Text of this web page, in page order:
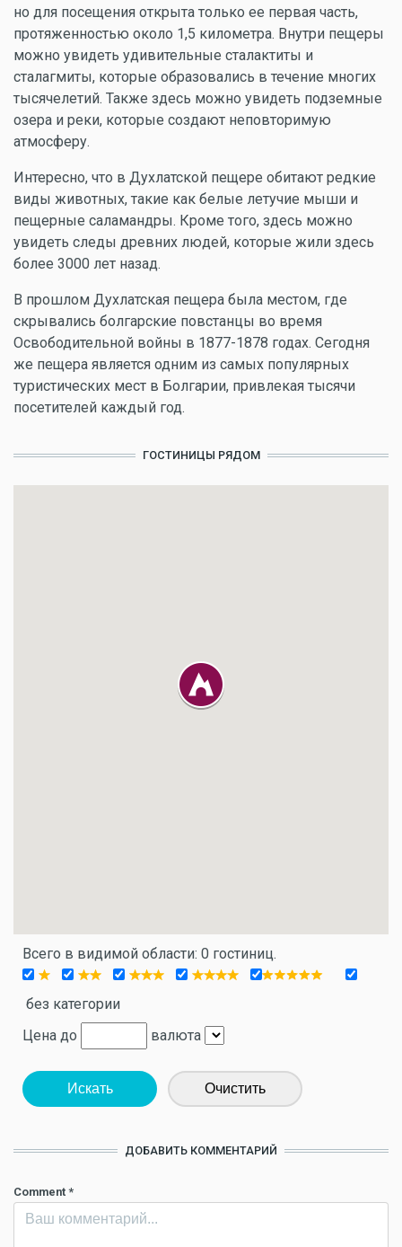
но для посещения открыта только ее первая часть,
протяженностью около 1,5 километра. Внутри пещеры
можно увидеть удивительные сталактиты и
сталагмиты, которые образовались в течение многих
тысячелетий. Также здесь можно увидеть подземные
озера и реки, которые создают неповторимую
атмосферу.
Интересно, что в Духлатской пещере обитают редкие
виды животных, такие как белые летучие мыши и
пещерные саламандры. Кроме того, здесь можно
увидеть следы древних людей, которые жили здесь
более 3000 лет назад.
В прошлом Духлатская пещера была местом, где
скрывались болгарские повстанцы во время
Освободительной войны в 1877-1878 годах. Сегодня
же пещера является одним из самых популярных
туристических мест в Болгарии, привлекая тысячи
посетителей каждый год.
ГОСТИНИЦЫ РЯДОМ
Всего в видимой области: 0 гостиниц.
без категории
Цена до
валюта
Искать Очистить
ДОБАВИТЬ КОММЕНТАРИЙ
Comment *